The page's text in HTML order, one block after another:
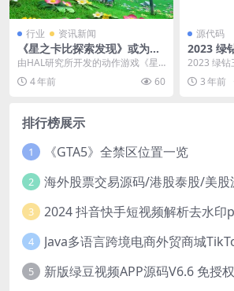
行业 资讯新闻
《星之卡比探索发现》或为全
系最畅销作 总额达527万
由HAL研究所开发的动作游戏《星
之卡比：探索发现(Kirby and the
F... 4 年前 60
源代码
2023 绿
2023 绿钻
3 年前
排行榜展示
1 《GTA5》全禁区位置一览
2
3 2024 抖音快手短视频解析去水印
4
5 新版绿豆视频APP源码V6.6 免授